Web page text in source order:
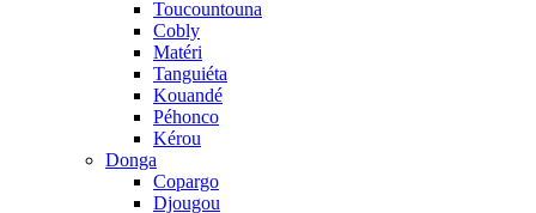
Toucountouna
Cobly
Matéri
Tanguiéta
Kouandé
Péhonco
Kérou
Donga
Copargo
Djougou